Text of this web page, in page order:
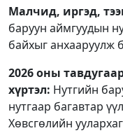
Малчид, иргэд,
баруун аймгуудын
байхыг анхааруулж
2026 оны
хүртэл: Нутгийн
нутгаар багавтар
Хөвсгөлийн